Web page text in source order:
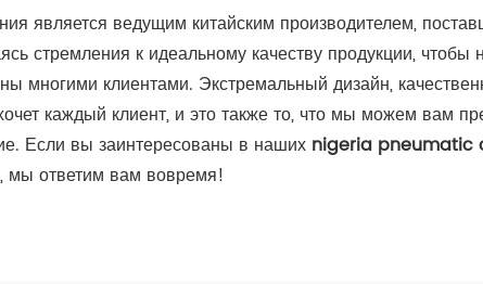
является ведущим китайским производителем,
стремления к идеальному качеству продукции, чтобы
многими клиентами. Экстремальный дизайн,
каждый клиент, и это также то, что мы можем вам
Если вы заинтересованы в наших nigeria pneumatic
мы ответим вам вовремя!